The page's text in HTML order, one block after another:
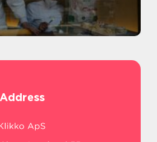
Address